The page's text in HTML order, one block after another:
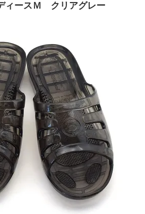
ィースＭ クリアグレー